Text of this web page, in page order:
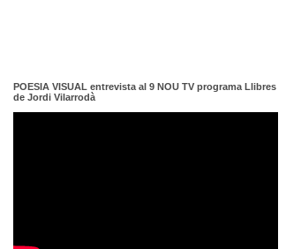
POESIA VISUAL entrevista al 9 NOU TV programa Llibres
de Jordi Vilarrodà